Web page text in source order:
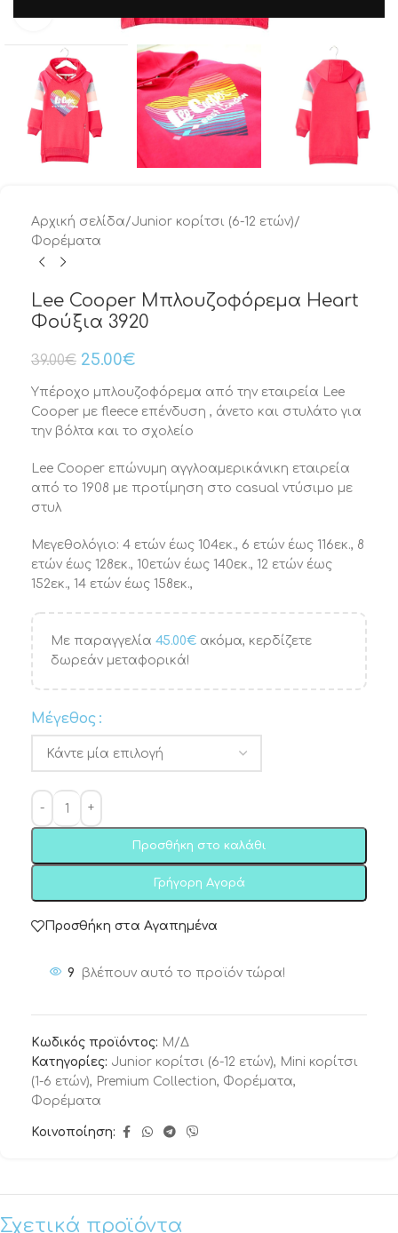
Αρχική σελίδα/Junior κορίτσι (6-12 ετών)/
Φορέματα
Lee Cooper Μπλουζοφόρεμα Heart
Φούξια 3920
39.00€ 25.00€
Υπέροχο μπλουζοφόρεμα από την εταιρεία Lee
Cooper με fleece επένδυση , άνετο και στυλάτο για
την βόλτα και το σχολείο
Lee Cooper επώνυμη αγγλοαμερικάνικη εταιρεία
από το 1908 με προτίμηση στο casual ντύσιμο με
στυλ
Μεγεθολόγιο: 4 ετών έως 104εκ., 6 ετών έως 116εκ., 8
ετών έως 128εκ., 10ετών έως 140εκ., 12 ετών έως
152εκ., 14 ετών έως 158εκ.,
Με παραγγελία 45.00€ ακόμα, κερδίζετε
δωρεάν μεταφορικά!
Μέγεθος
Προσθήκη στο καλάθι
Γρήγορη Αγορά
Προσθήκη στα Αγαπημένα
9 βλέπουν αυτό το προϊόν τώρα!
Κωδικός προϊόντος: Μ/Δ
Κατηγορίες: Junior κορίτσι (6-12 ετών), Mini κορίτσι
(1-6 ετών), Premium Collection, Φορέματα,
Φορέματα
Κοινοποίηση:
Σχετικά προϊόντα